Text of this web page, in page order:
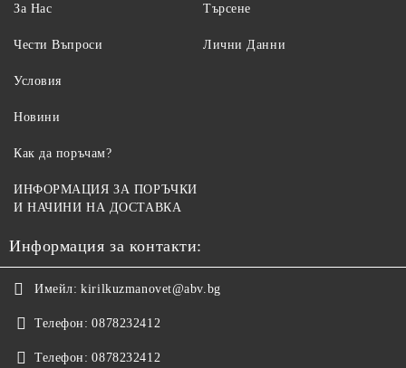
За Нас
Чести Въпроси
Търсене
Лични Данни
Условия
Новини
Как да поръчам?
ИНФОРМАЦИЯ ЗА ПОРЪЧКИ
И НАЧИНИ НА ДОСТАВКА
Информация за контакти:
Имейл: kirilkuzmanovet@abv.bg
Телефон: 0878232412
Телефон: 0878232412